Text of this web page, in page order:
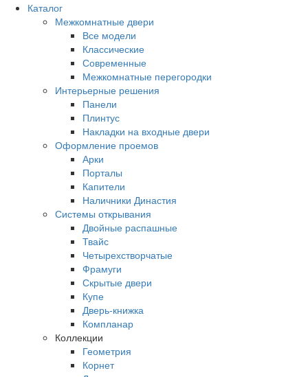
Каталог
Межкомнатные двери
Все модели
Классические
Современные
Межкомнатные перегородки
Интерьерные решения
Панели
Плинтус
Накладки на входные двери
Оформление проемов
Арки
Порталы
Капители
Наличники Династия
Системы открывания
Двойные распашные
Твайс
Четырехстворчатые
Фрамуги
Скрытые двери
Купе
Дверь-книжка
Компланар
Коллекции
Геометрия
Корнет